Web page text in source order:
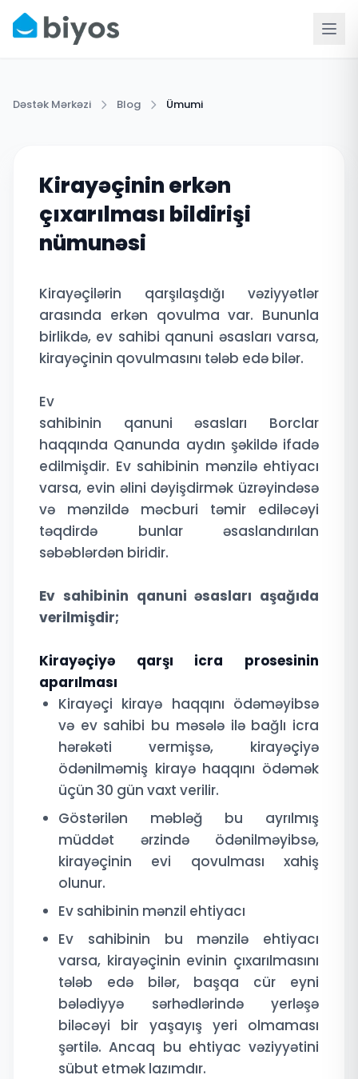
Dəstək Mərkəzi Blog Ümumi
Kirayəçinin erkən
çıxarılması bildirişi
nümunəsi
Kirayəçilərin qarşılaşdığı vəziyyətlər
arasında erkən qovulma var. Bununla
birlikdə, ev sahibi qanuni əsasları varsa,
kirayəçinin qovulmasını tələb edə bilər.
Ev
sahibinin qanuni əsasları Borclar
haqqında Qanunda aydın şəkildə ifadə
edilmişdir. Ev sahibinin mənzilə ehtiyacı
varsa, evin əlini dəyişdirmək üzrəyindəsə
və mənzildə məcburi təmir ediləcəyi
təqdirdə bunlar əsaslandırılan
səbəblərdən biridir.
Ev sahibinin qanuni əsasları aşağıda
verilmişdir;
Kirayəçiyə qarşı icra prosesinin
aparılması
Kirayəçi kirayə haqqını ödəməyibsə
və ev sahibi bu məsələ ilə bağlı icra
hərəkəti vermişsə, kirayəçiyə
ödənilməmiş kirayə haqqını ödəmək
üçün 30 gün vaxt verilir.
Göstərilən məbləğ bu ayrılmış
müddət ərzində ödənilməyibsə,
kirayəçinin evi qovulması xahiş
olunur.
Ev sahibinin mənzil ehtiyacı
Ev sahibinin bu mənzilə ehtiyacı
varsa, kirayəçinin evinin çıxarılmasını
tələb edə bilər, başqa cür eyni
bələdiyyə sərhədlərində yerləşə
biləcəyi bir yaşayış yeri olmaması
şərtilə. Ancaq bu ehtiyac vəziyyətini
sübut etmək lazımdır.